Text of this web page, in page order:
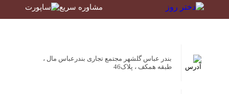
مشاوره سریع
بندر عباس گلشهر مجتمع تجاری بندرعباس مال ،
طبقه همکف ، پلاک46